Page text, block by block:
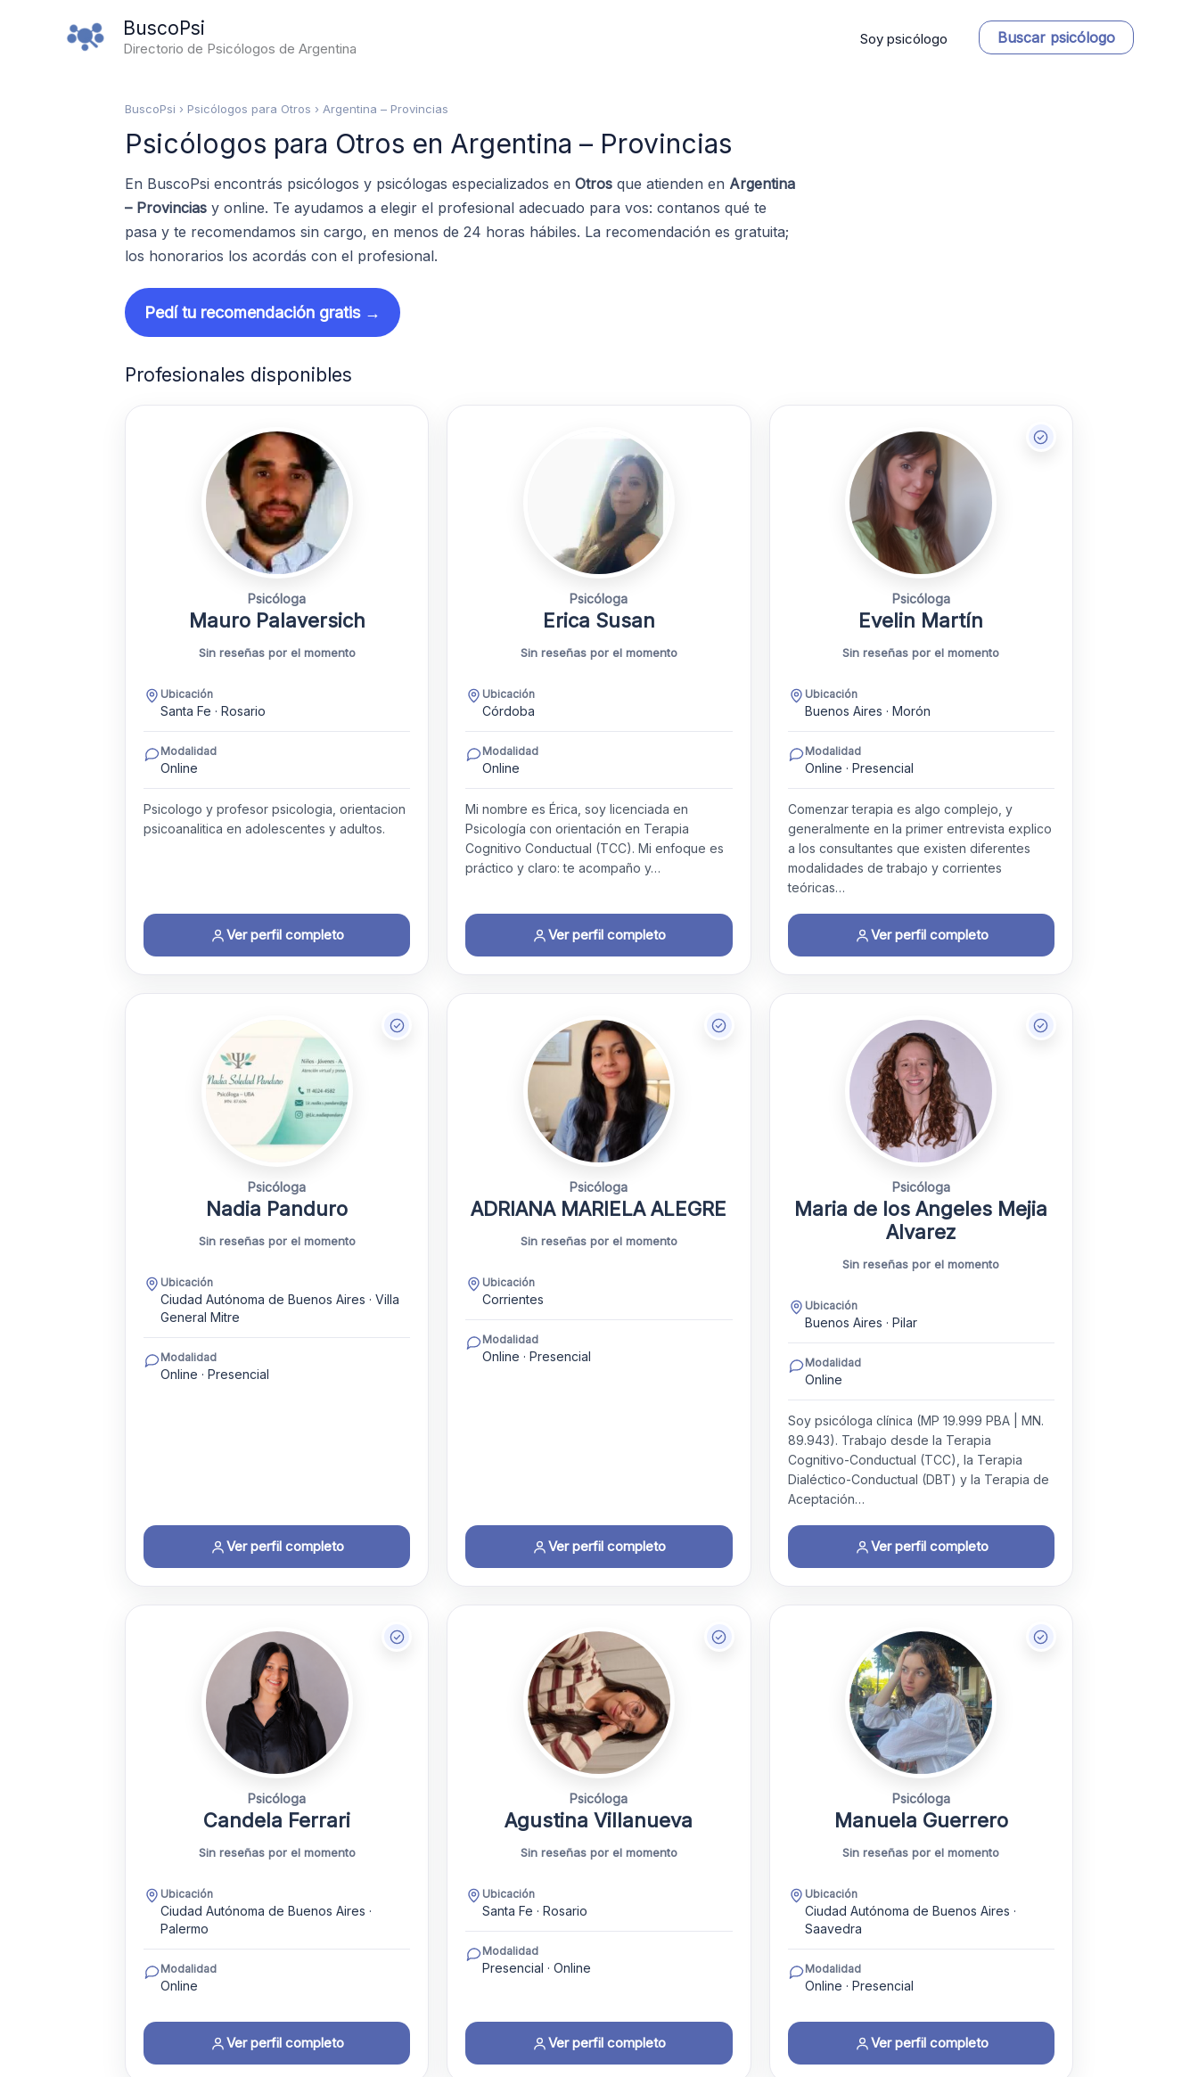
BuscoPsi
Directorio de Psicólogos de Argentina
Soy psicólogo Buscar psicólogo
BuscoPsi › Psicólogos para Otros › Argentina – Provincias
Psicólogos para Otros en Argentina – Provincias
En BuscoPsi encontrás psicólogos y psicólogas especializados en Otros que atienden en Argentina
– Provincias y online. Te ayudamos a elegir el profesional adecuado para vos: contanos qué te
pasa y te recomendamos sin cargo, en menos de 24 horas hábiles. La recomendación es gratuita;
los honorarios los acordás con el profesional.
Pedí tu recomendación gratis →
Profesionales disponibles
Psicóloga
Mauro Palaversich
Sin reseñas por el momento
Ubicación
Santa Fe · Rosario
Modalidad
Online
Psicologo y profesor psicologia, orientacion
psicoanalitica en adolescentes y adultos.
Ver perfil completo
Psicóloga
Erica Susan
Sin reseñas por el momento
Ubicación
Córdoba
Modalidad
Online
Mi nombre es Érica, soy licenciada en
Psicología con orientación en Terapia
Cognitivo Conductual (TCC). Mi enfoque es
práctico y claro: te acompaño y…
Ver perfil completo
Psicóloga
Evelin Martín
Sin reseñas por el momento
Ubicación
Buenos Aires · Morón
Modalidad
Online · Presencial
Comenzar terapia es algo complejo, y
generalmente en la primer entrevista explico
a los consultantes que existen diferentes
modalidades de trabajo y corrientes
teóricas…
Ver perfil completo
Psicóloga
Nadia Panduro
Sin reseñas por el momento
Ubicación
Ciudad Autónoma de Buenos Aires · Villa
General Mitre
Modalidad
Online · Presencial
Ver perfil completo
Psicóloga
ADRIANA MARIELA ALEGRE
Sin reseñas por el momento
Ubicación
Corrientes
Modalidad
Online · Presencial
Ver perfil completo
Psicóloga
Maria de los Angeles Mejia
Alvarez
Sin reseñas por el momento
Ubicación
Buenos Aires · Pilar
Modalidad
Online
Soy psicóloga clínica (MP 19.999 PBA | MN.
89.943). Trabajo desde la Terapia
Cognitivo-Conductual (TCC), la Terapia
Dialéctico-Conductual (DBT) y la Terapia de
Aceptación…
Ver perfil completo
Psicóloga
Candela Ferrari
Sin reseñas por el momento
Ubicación
Ciudad Autónoma de Buenos Aires ·
Palermo
Modalidad
Online
Ver perfil completo
Psicóloga
Agustina Villanueva
Sin reseñas por el momento
Ubicación
Santa Fe · Rosario
Modalidad
Presencial · Online
Ver perfil completo
Psicóloga
Manuela Guerrero
Sin reseñas por el momento
Ubicación
Ciudad Autónoma de Buenos Aires ·
Saavedra
Modalidad
Online · Presencial
Ver perfil completo